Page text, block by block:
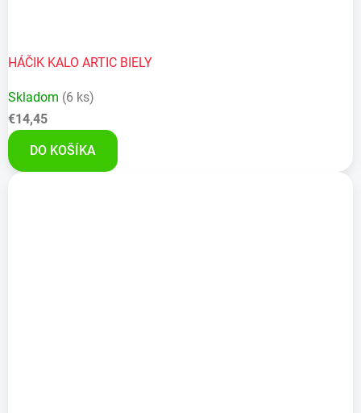
HÁČIK KALO ARTIC BIELY
Skladom (6 ks)
€14,45
DO KOŠÍKA